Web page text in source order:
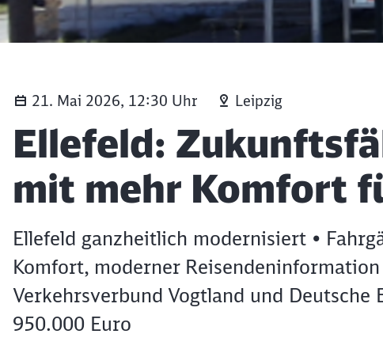
21. Mai 2026, 12:30 Uhr Leipzig
Artikel:
Ellefeld:
mit mehr Komfort
Ellefeld ganzheitlich modernisiert •
Komfort, moderner
Verkehrsverbund Vogtland und
950.000 Euro